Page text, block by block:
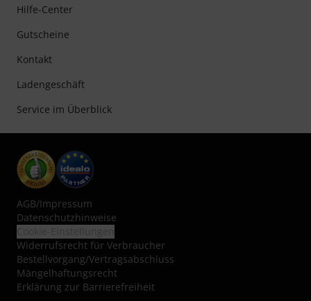
Hilfe-Center
Gutscheine
Kontakt
Ladengeschäft
Service im Überblick
AGB/Impressum
Datenschutzhinweise
Widerrufsrecht für Verbraucher
Bestellvorgang/Vertragsabschluss
Mängelhaftungsrecht
Erklärung zur Barrierefreiheit